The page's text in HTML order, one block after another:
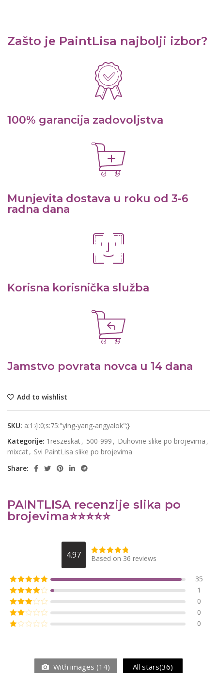
Zašto je PaintLisa najbolji izbor?
100% garancija zadovoljstva
Munjevita dostava u roku od 3-6
radna dana
Korisna korisnička služba
Jamstvo povrata novca u 14 dana
Add to wishlist
SKU: a:1:{i:0;s:75:"ying-yang-angyalok";}
Kategorije: 1reszeskat, 500-999 , Duhovne slike po brojevima ,
mixcat, Svi PaintLisa slike po brojevima
Share:
PAINTLISA recenzije slika po
brojevima⭐️⭐️⭐️⭐️⭐️
4.97 Based on 36 reviews
35
1
0
0
0
With images (14) All stars(36)